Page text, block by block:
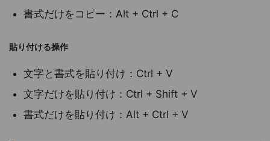
書式だけをコピー：Alt + Ctrl + C
貼り付ける操作
文字と書式を貼り付け：Ctrl + V
文字だけを貼り付け：Ctrl + Shift + V
書式だけを貼り付け：Alt + Ctrl + V